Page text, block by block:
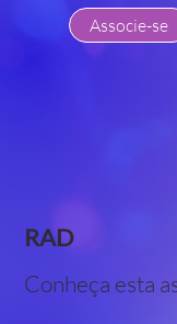
Associe-se
RAD
Conheça esta